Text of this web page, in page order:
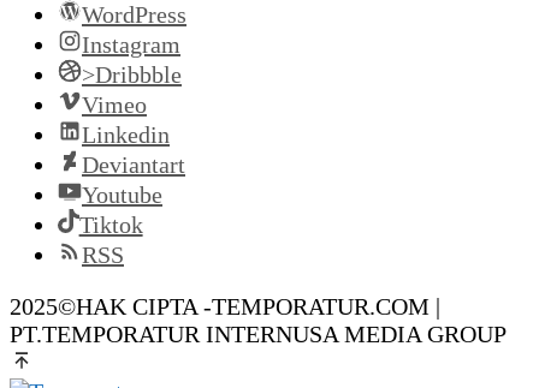
WordPress
Instagram
>Dribbble
Vimeo
Linkedin
Deviantart
Youtube
Tiktok
RSS
2025©HAK CIPTA -TEMPORATUR.COM |
PT.TEMPORATUR INTERNUSA MEDIA GROUP